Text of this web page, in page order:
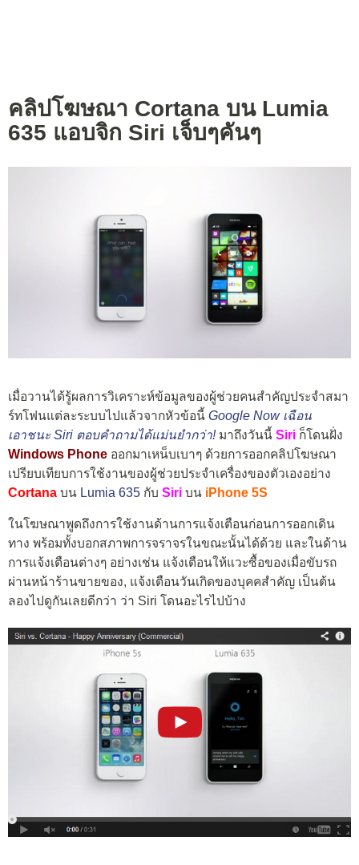
คลิปโฆษณา Cortana บน Lumia
635 แอบจิก Siri เจ็บๆคันๆ
เมื่อวานได้รู้ผลการวิเคราะห์ข้อมูลของผู้ช่วยคนสำคัญประจำสมา
ร์ทโฟนแต่ละระบบไปแล้วจากหัวข้อนี้ Google Now เฉือน
เอาชนะ Siri ตอบคำถามได้แม่นยำกว่า!มาถึงวันนี้ Siri ก็โดนฝั่ง
Windows Phone ออกมาเหน็บเบาๆ ด้วยการออกคลิปโฆษณา
เปรียบเทียบการใช้งานของผู้ช่วยประจำเครื่องของตัวเองอย่าง
Cortana บน Lumia 635 กับ Siri บน iPhone 5S
ในโฆษณาพูดถึงการใช้งานด้านการแจ้งเตือนก่อนการออกเดิน
ทาง พร้อมทั้งบอกสภาพการจราจรในขณะนั้นได้ด้วย และในด้าน
การแจ้งเตือนต่างๆ อย่างเช่น แจ้งเตือนให้แวะซื้อของเมื่อขับรถ
ผ่านหน้าร้านขายของ, แจ้งเตือนวันเกิดของบุคคสำคัญ เป็นต้น
ลองไปดูกันเลยดีกว่า ว่า Siri โดนอะไรไปบ้าง